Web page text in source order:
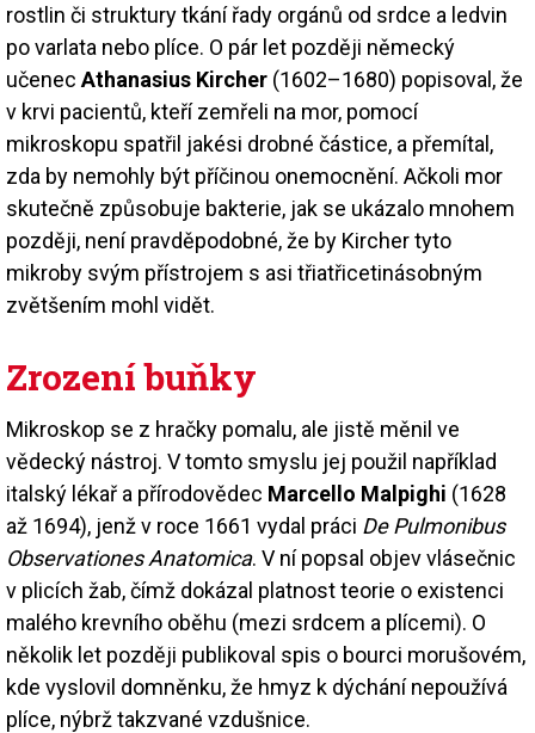
rostlin či struktury tkání řady orgánů od srdce a ledvin
po varlata nebo plíce. O pár let později německý
učenec Athanasius Kircher (1602–1680) popisoval, že
v krvi pacientů, kteří zemřeli na mor, pomocí
mikroskopu spatřil jakési drobné částice, a přemítal,
zda by nemohly být příčinou onemocnění. Ačkoli mor
skutečně způsobuje bakterie, jak se ukázalo mnohem
později, není pravděpodobné, že by Kircher tyto
mikroby svým přístrojem s asi třiatřicetinásobným
zvětšením mohl vidět.
Zrození buňky
Mikroskop se z hračky pomalu, ale jistě měnil ve
vědecký nástroj. V tomto smyslu jej použil například
italský lékař a přírodovědec Marcello Malpighi (1628
až 1694), jenž v roce 1661 vydal práci De Pulmonibus
Observationes Anatomica. V ní popsal objev vlásečnic
v plicích žab, čímž dokázal platnost teorie o existenci
malého krevního oběhu (mezi srdcem a plícemi). O
několik let později publikoval spis o bourci morušovém,
kde vyslovil domněnku, že hmyz k dýchání nepoužívá
plíce, nýbrž takzvané vzdušnice.